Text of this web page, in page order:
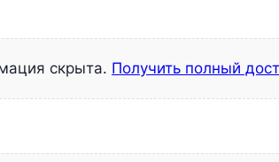
скрыта. Получить полный